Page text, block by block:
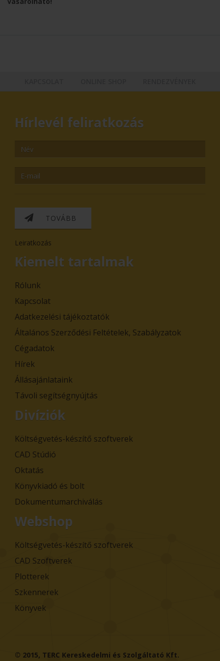
Hírlevél feliratkozás
TOVÁBB
Leiratkozás
Kiemelt tartalmak
Rólunk
Kapcsolat
Adatkezelési tájékoztatók
Általános Szerződési Feltételek, Szabályzatok
Cégadatok
Hírek
Állásajánlataink
Távoli segítségnyújtás
Divíziók
Költségvetés-készítő szoftverek
CAD Stúdió
Oktatás
Könyvkiadó és bolt
Dokumentumarchiválás
Webshop
Költségvetés-készítő szoftverek
CAD Szoftverek
Plotterek
Szkennerek
Könyvek
© 2015, TERC Kereskedelmi és Szolgáltató Kft.